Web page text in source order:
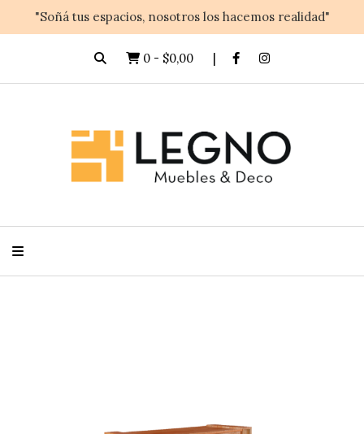
"Soñá tus espacios, nosotros los hacemos realidad"
0 - $0,00